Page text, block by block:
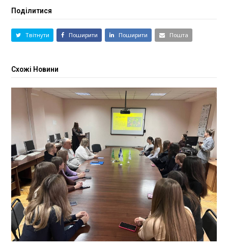
Поділитися
Твітнути Поширити Поширити Пошта
Схожі Новини